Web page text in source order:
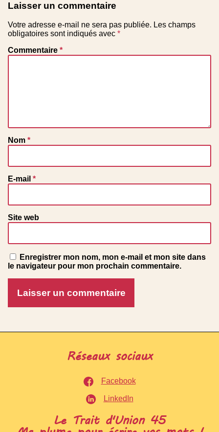
Laisser un commentaire
Votre adresse e-mail ne sera pas publiée. Les champs
obligatoires sont indiqués avec *
Commentaire *
Nom *
E-mail *
Site web
Enregistrer mon nom, mon e-mail et mon site dans
le navigateur pour mon prochain commentaire.
Réseaux sociaux
Facebook
LinkedIn
Le Trait d'Union 45